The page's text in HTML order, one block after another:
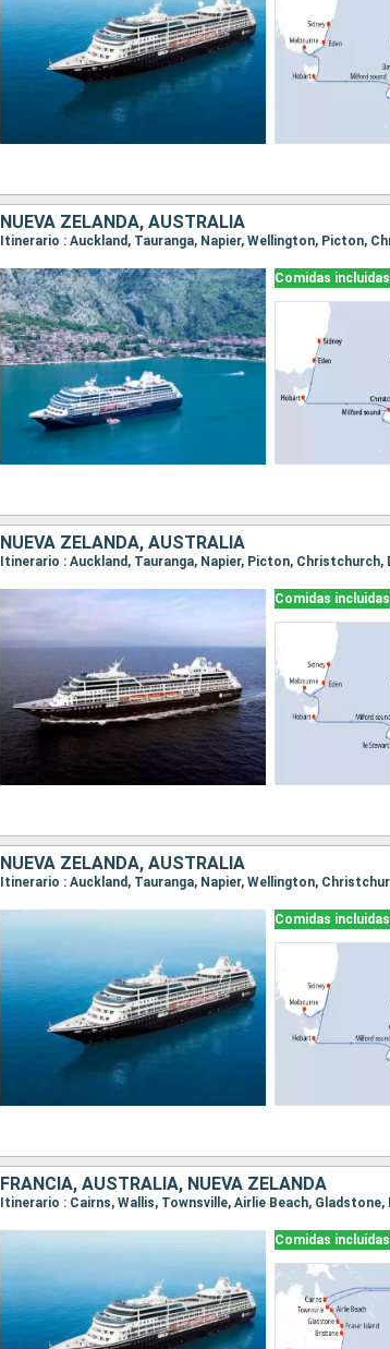
NUEVA ZELANDA, AUSTRALIA
Comidas incluidas
NUEVA ZELANDA, AUSTRALIA
Comidas incluidas
NUEVA ZELANDA, AUSTRALIA
Comidas incluidas
FRANCIA, AUSTRALIA, NUEVA ZELANDA
Comidas incluidas